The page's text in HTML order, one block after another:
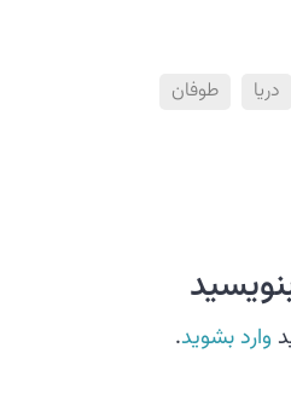
دریا طوفان
وارد بشوید.